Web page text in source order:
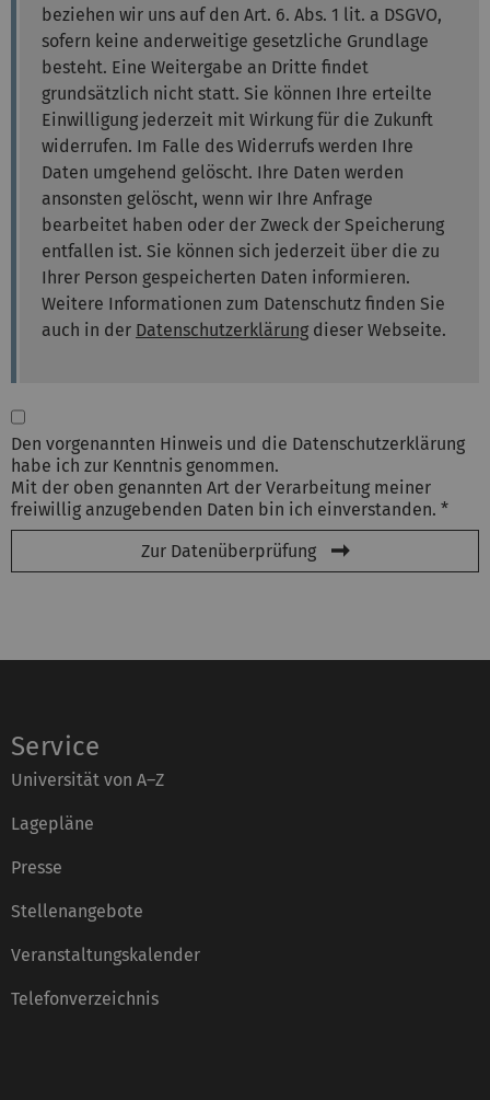
beziehen wir uns auf den Art. 6. Abs. 1 lit. a DSGVO,
sofern keine anderweitige gesetzliche Grundlage
besteht. Eine Weitergabe an Dritte findet
grundsätzlich nicht statt. Sie können Ihre erteilte
Einwilligung jederzeit mit Wirkung für die Zukunft
widerrufen. Im Falle des Widerrufs werden Ihre
Daten umgehend gelöscht. Ihre Daten werden
ansonsten gelöscht, wenn wir Ihre Anfrage
bearbeitet haben oder der Zweck der Speicherung
entfallen ist. Sie können sich jederzeit über die zu
Ihrer Person gespeicherten Daten informieren.
Weitere Informationen zum Datenschutz finden Sie
auch in der Datenschutzerklärung dieser Webseite.
Den vorgenannten Hinweis und die Datenschutzerklärung
habe ich zur Kenntnis genommen.
Mit der oben genannten Art der Verarbeitung meiner
freiwillig anzugebenden Daten bin ich einverstanden. *
Zur Datenüberprüfung
Service
Universität von A–Z
Lagepläne
Presse
Stellenangebote
Veranstaltungskalender
Telefonverzeichnis